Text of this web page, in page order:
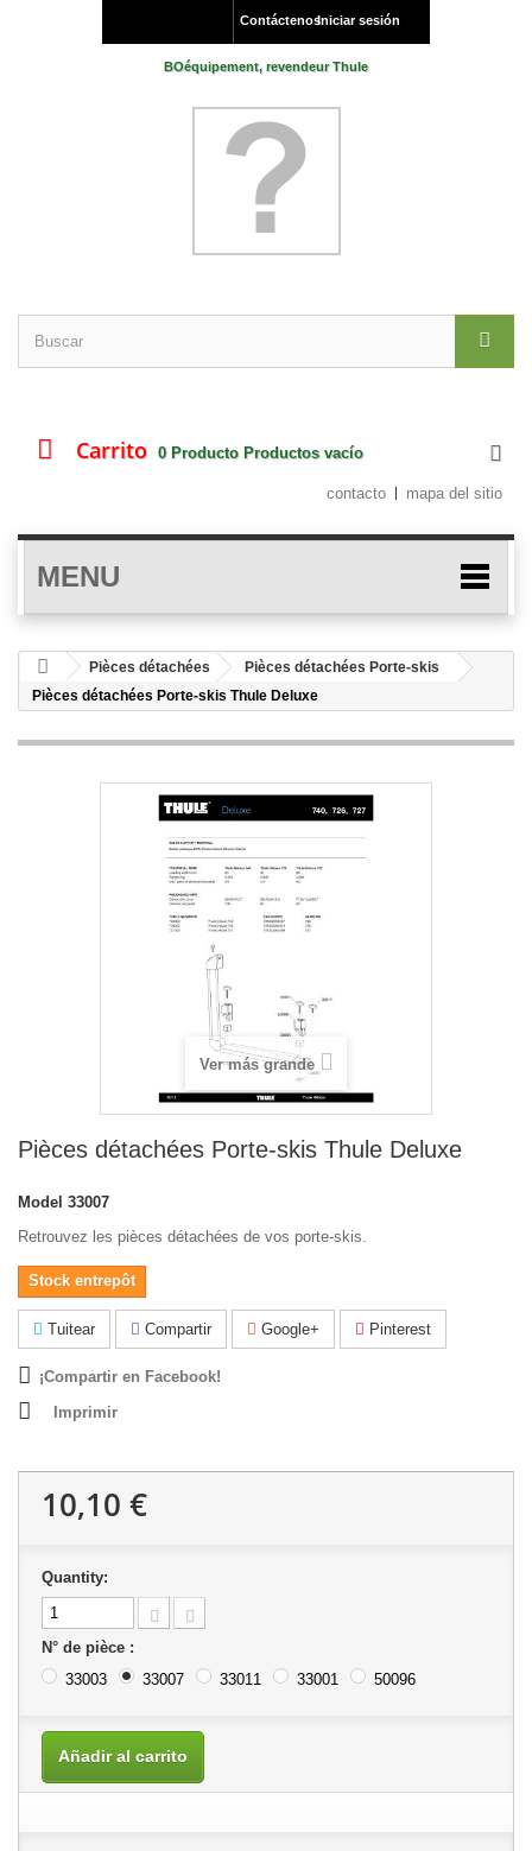
Iniciar sesión
Contáctenos
BOéquipement, revendeur Thule
Carrito 0 Producto Productos vacío
contacto mapa del sitio
MENU
Pièces détachées
Pièces détachées Porte-skis
Pièces détachées Porte-skis Thule Deluxe
Ver más grande
Pièces détachées Porte-skis Thule Deluxe
Model 33007
Retrouvez les pièces détachées de vos porte-skis.
Stock entrepôt
Tuitear Compartir Google+ Pinterest
¡Compartir en Facebook!
Imprimir
10,10 €
Quantity:
N° de pièce :
33003
33007 33011 33001 50096
Añadir al carrito